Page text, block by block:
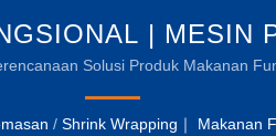
| MESIN
Solusi Produk Makanan
minuman
/ Shrink Wrapping｜ Makanan